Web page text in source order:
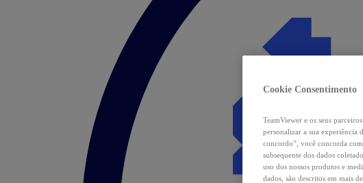
Cookie Consentimento
TeamViewer e os seus
personalizar a sua experiência
concordo”, você concorda
subsequente dos dados
uso dos nossos produtos e
dados, são descritos em mais